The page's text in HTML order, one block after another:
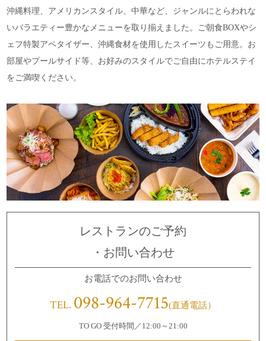
沖縄料理、アメリカンスタイル、中華など、ジャンルにとらわれな
いバラエティー豊かなメニューを取り揃えました。 ご朝食BOXやシ
ェフ特製アペタイザー、沖縄食材を使用したスイーツもご用意。 お
部屋やプールサイド等、お好みのスタイルでご自由にホテルステイ
をご満喫ください。
レストランのご予約
・お問い合わせ
お電話でのお問い合わせ
TEL. 098-964-7715(直通電話）
TO GO 受付時間／12:00～21:00